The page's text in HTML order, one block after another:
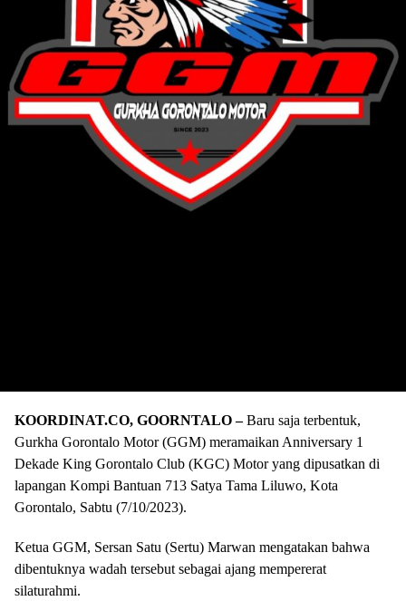
KOORDINAT.CO, GOORNTALO –Baru saja terbentuk,
Gurkha Gorontalo Motor (GGM) meramaikan Anniversary 1
Dekade King Gorontalo Club (KGC) Motor yang dipusatkan di
lapangan Kompi Bantuan 713 Satya Tama Liluwo, Kota
Gorontalo, Sabtu (7/10/2023).
Ketua GGM, Sersan Satu (Sertu) Marwan mengatakan bahwa
dibentuknya wadah tersebut sebagai ajang mempererat
silaturahmi.